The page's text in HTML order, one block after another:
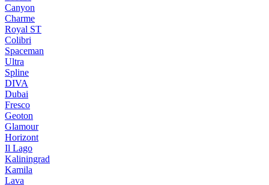
Canуon
Charme
Royal ST
Colibri
Spaceman
Ultra
Spline
DIVA
Dubai
Fresco
Geoton
Glamour
Horizont
Il Lago
Kaliningrad
Kamila
Lava